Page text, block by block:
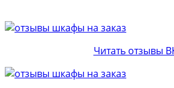
Читать отзывы